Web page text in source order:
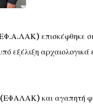
επισκέφθηκε
εξέλιξη
και αγαπητή